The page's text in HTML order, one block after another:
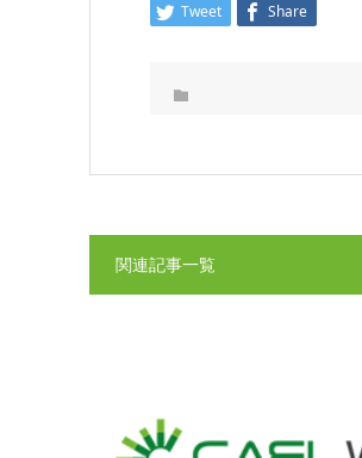
Tweet Share
関連記事一覧